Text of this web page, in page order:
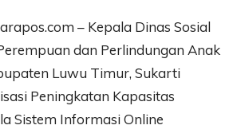
– Kepala Dinas Sosial
dan Perlindungan Anak
Luwu Timur, Sukarti
Peningkatan Kapasitas
Sistem Informasi Online